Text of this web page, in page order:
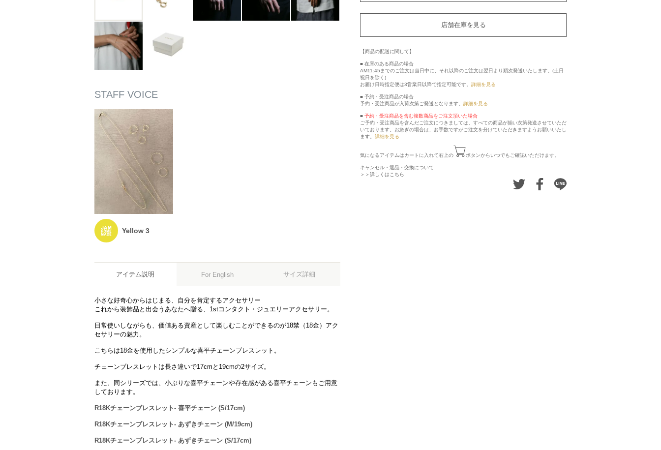
Yellow 3
アイテム説明 For English サイズ詳細
小さな好奇心からはじまる、自分を肯定するアクセサリー
これから装飾品と出会うあなたへ贈る、1stコンタクト・ジュエリーアクセサリー。
日常使いしながらも、価値ある資産として楽しむことができるのが18禁（18金）アク
セサリーの魅力。
こちらは18金を使用したシンプルな喜平チェーンブレスレット。
チェーンブレスレットは長さ違いで17cmと19cmの2サイズ。
また、同シリーズでは、小ぶりな喜平チェーンや存在感がある喜平チェーンもご用意
しております。
R18Kチェーンブレスレット- 喜平チェーン (S/17cm)
R18Kチェーンブレスレット- あずきチェーン (M/19cm)
R18Kチェーンブレスレット- あずきチェーン (S/17cm)
店舗在庫を見る
【商品の配送に関して】
■ 在庫のある商品の場合
AM11:45までのご注文は当日中に、それ以降のご注文は翌日より順次発送いたします。(土日
祝日を除く)
お届け日時指定便は3営業日以降で指定可能です。 詳細を見る
■ 予約・受注商品の場合
予約・受注商品が入荷次第ご発送となります。 詳細を見る
■ 予約・受注商品を含む複数商品をご注文頂いた場合
ご予約・受注商品を含んだご注文につきましては、すべての商品が揃い次第発送させていただ
いております。お急ぎの場合は、お手数ですがご注文を分けていただきますようお願いいたし
ます。 詳細を見る
気になるアイテムはカートに入れて右上の ボタンからいつでもご確認いただけます。
キャンセル・返品・交換について
＞＞詳しくはこちら